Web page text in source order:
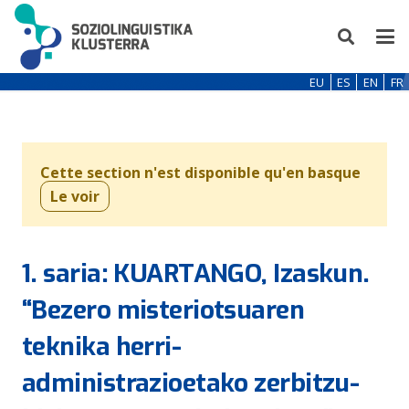
EU ES EN FR
Cette section n'est disponible qu'en basque
Le voir
1. saria: KUARTANGO, Izaskun.
“Bezero misteriotsuaren
teknika herri-
administrazioetako zerbitzu-